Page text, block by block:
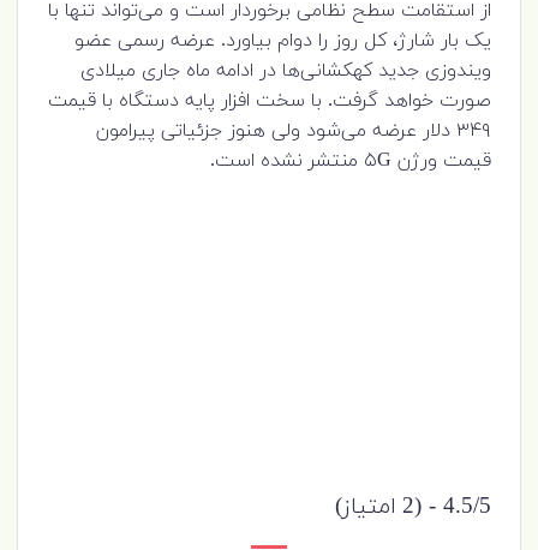
از استقامت سطح نظامی برخوردار است و می‌تواند تنها با
یک بار شارژ، کل روز را دوام بیاورد. عرضه‌ رسمی عضو
ویندوزی جدید کهکشانی‌ها در ادامه‌ ماه جاری میلادی
صورت خواهد گرفت. با سخت افزار پایه‌ دستگاه با قیمت
۳۴۹ دلار عرضه می‌شود ولی هنوز جزئیاتی پیرامون
قیمت ورژن ۵G منتشر نشده است.
4.5/5 - (2 امتیاز)